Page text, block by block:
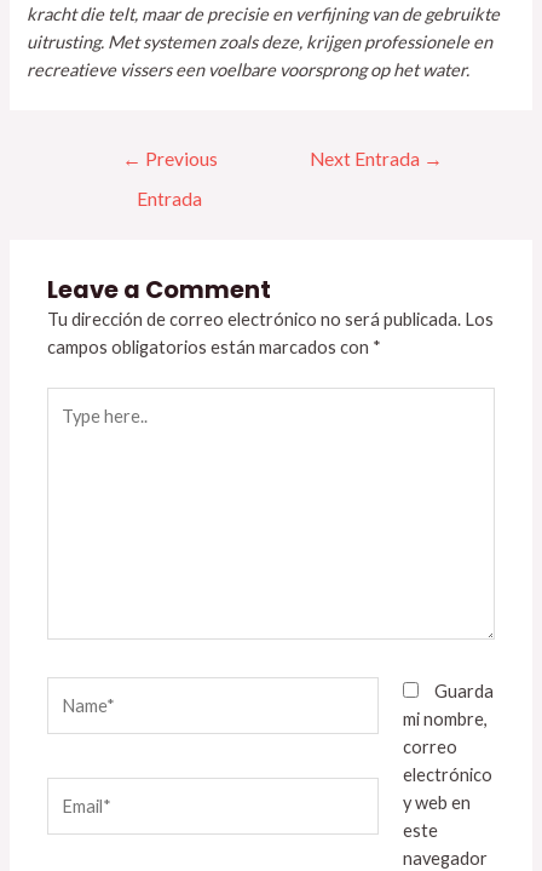
kracht die telt, maar de precisie en verfijning van de gebruikte
uitrusting. Met systemen zoals deze, krijgen professionele en
recreatieve vissers een voelbare voorsprong op het water.
← Previous
Entrada
Next Entrada →
Leave a Comment
Tu dirección de correo electrónico no será publicada. Los
campos obligatorios están marcados con *
here..
Guarda
mi nombre,
correo
electrónico
y web en
este
navegador